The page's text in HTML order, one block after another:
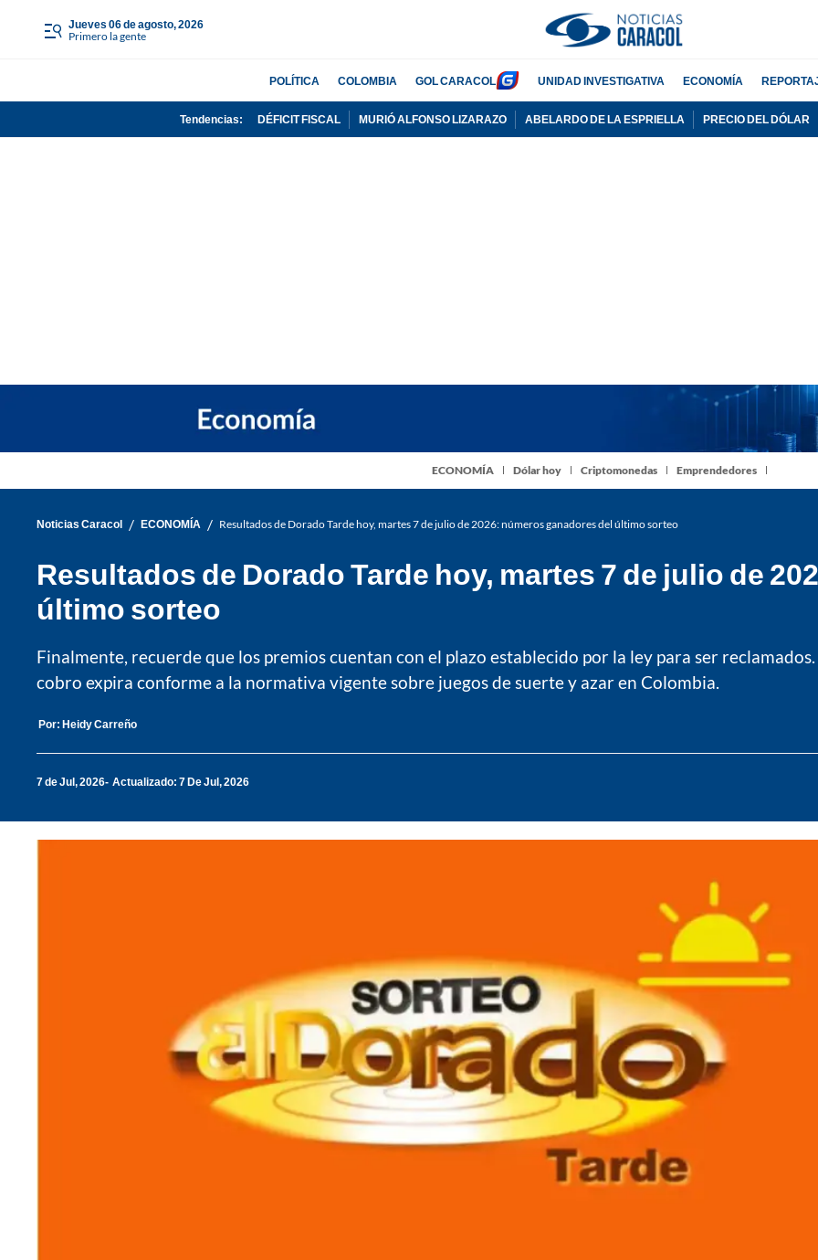
jueves 06 de agosto, 2026
Primero la gente
POLÍTICA COLOMBIA GOL CARACOL UNIDAD INVESTIGATIVA ECONOMÍA
Tendencias: DÉFICIT FISCAL MURIÓ ALFONSO LIZARAZO ABELARDO DE LA ESPRIELLA PRECIO DEL DÓLAR
ECONOMÍA Dólar hoy Criptomonedas Emprendedores
Noticias Caracol / ECONOMÍA / Resultados de Dorado Tarde hoy, martes 7 de julio de 2026: números ganadores del último sorteo
Resultados de Dorado Tarde hoy, martes 7 de julio de
último sorteo
Finalmente, recuerde que los premios cuentan con el plazo establecido por la ley para ser
cobro expira conforme a la normativa vigente sobre juegos de suerte y azar en Colombia.
Por: Heidy Carreño
7 de Jul, 2026 Actualizado: 7 De Jul, 2026